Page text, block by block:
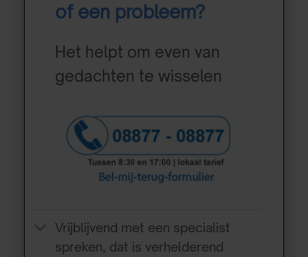
of een probleem?
Het helpt om even van
gedachten te wisselen
Vrijblijvend met een specialist
spreken, dat is verhelderend